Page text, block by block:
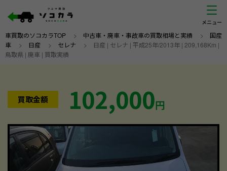
車買取のソコカラTOP > 中古車・廃車・事故車の買取相場と実績 > 国産
車 > 日産 > セレナ >
日産 | セレナ | 平成25年/2013年 | 209,168Km |
鳥取県 | 廃車 | 買取実績
買取金額 102,000円